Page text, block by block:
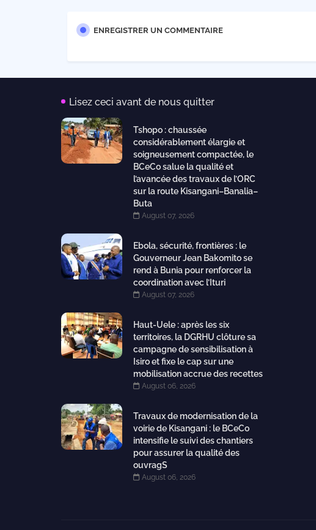
ENREGISTRER UN COMMENTAIRE
Lisez ceci avant de nous quitter
Tshopo : chaussée
considérablement élargie et
soigneusement compactée, le
BCeCo salue la qualité et
l’avancée des travaux de l’ORC
sur la route Kisangani–Banalia–
Buta
August 07, 2026
Ebola, sécurité, frontières : le
Gouverneur Jean Bakomito se
rend à Bunia pour renforcer la
coordination avec l’Ituri
August 07, 2026
Haut-Uele : après les six
territoires, la DGRHU clôture sa
campagne de sensibilisation à
Isiro et fixe le cap sur une
mobilisation accrue des recettes
August 06, 2026
Travaux de modernisation de la
voirie de Kisangani : le BCeCo
intensifie le suivi des chantiers
pour assurer la qualité des
ouvragS
August 06, 2026